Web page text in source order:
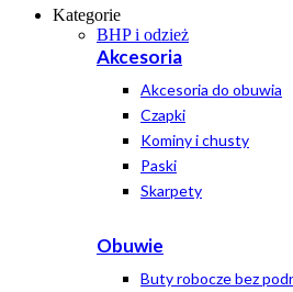
Kategorie
BHP i odzież
Akcesoria
Akcesoria do obuwia
Czapki
Kominy i chusty
Paski
Skarpety
Obuwie
Buty robocze bez